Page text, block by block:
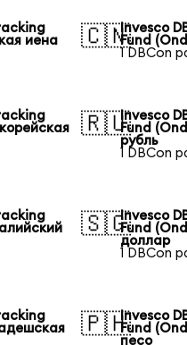
иена
🇨🇳Invesco
Fund
1 DBCon
🇷🇺Invesco
Fund
рубль
1 DBCon
🇸🇬Invesco
Fund
доллар
1 DBCon
🇵🇭Invesco
Fund
песо